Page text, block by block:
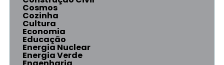
Cosmos
Cozinha
Cultura
Economia
Educação
Energia Nuclear
Energia Verde